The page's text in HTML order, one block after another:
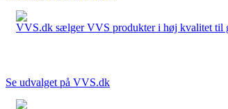
VVS.dk sælger VVS produkter i høj kvalitet til
Se udvalget på VVS.dk